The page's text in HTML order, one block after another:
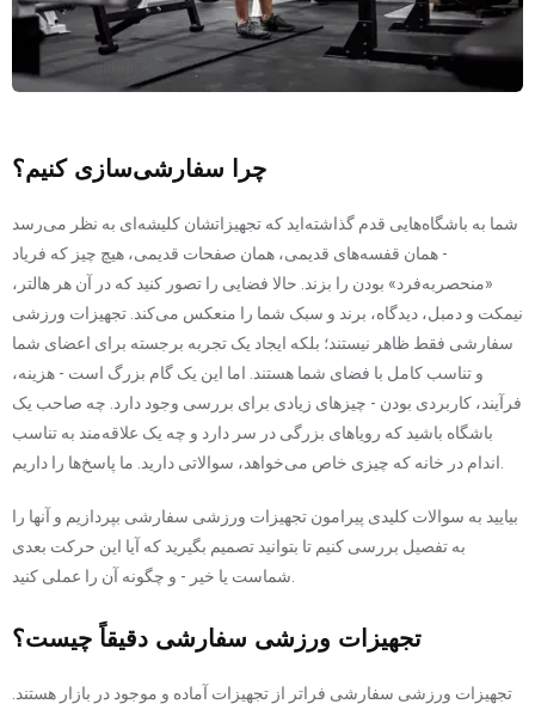
چرا سفارشی‌سازی کنیم؟
شما به باشگاه‌هایی قدم گذاشته‌اید که تجهیزاتشان کلیشه‌ای به نظر می‌رسد
- همان قفسه‌های قدیمی، همان صفحات قدیمی، هیچ چیز که فریاد
«منحصربه‌فرد» بودن را بزند. حالا فضایی را تصور کنید که در آن هر هالتر،
نیمکت و دمبل، دیدگاه، برند و سبک شما را منعکس می‌کند. تجهیزات ورزشی
سفارشی فقط ظاهر نیستند؛ بلکه ایجاد یک تجربه برجسته برای اعضای شما
و تناسب کامل با فضای شما هستند. اما این یک گام بزرگ است - هزینه،
فرآیند، کاربردی بودن - چیزهای زیادی برای بررسی وجود دارد. چه صاحب یک
باشگاه باشید که رویاهای بزرگی در سر دارد و چه یک علاقه‌مند به تناسب
بیایید به سوالات کلیدی پیرامون تجهیزات ورزشی سفارشی بپردازیم و آنها را
به تفصیل بررسی کنیم تا بتوانید تصمیم بگیرید که آیا این حرکت بعدی
تجهیزات ورزشی سفارشی دقیقاً چیست؟
تجهیزات ورزشی سفارشی فراتر از تجهیزات آماده و موجود در بازار هستند.